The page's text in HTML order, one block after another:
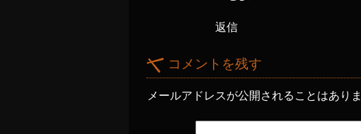
返信
コメントを残す
メールアドレスが公開されることはありま